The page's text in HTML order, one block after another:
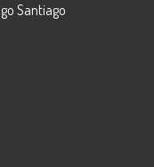
Santiago